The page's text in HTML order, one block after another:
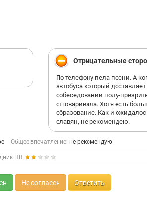
Отрицательные
По телефону пела песни. А
автобуса который
собеседовании полу-
отговаривала. Хотя есть
образование. Как и
славян, не рекомендeю.
Общее впечатление: не рекомендую
HR:
Не согласен Ответить